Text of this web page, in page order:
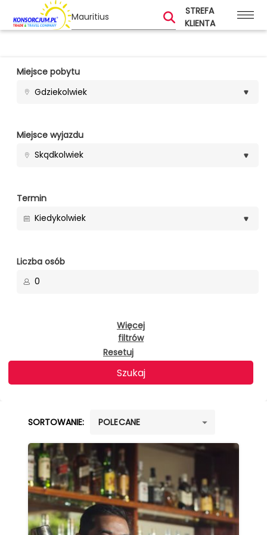
STREFA
KLIENTA
Miejsce pobytu
Gdziekolwiek
Miejsce wyjazdu
Skądkolwiek
Termin
Kiedykolwiek
Liczba osób
0
Więcej
filtrów
Resetuj
Szukaj
SORTOWANIE: POLECANE